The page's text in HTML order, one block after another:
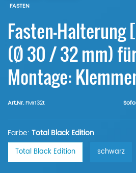
FASTEN
Fasten-Halterung
(Ø 30 / 32 mm)
Montage:
Art.Nr.FMr132t
Farbe: Total Black Edition
Total Black Edition schwarz